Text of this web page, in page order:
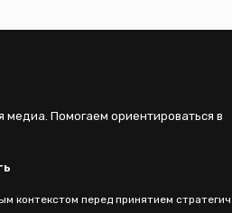
медиа. Помогаем ориентироваться в
контекстом перед принятием